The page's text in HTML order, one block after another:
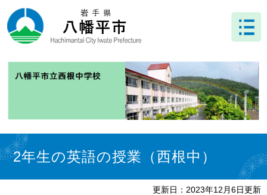
ー
ジ
ニ
ュ
文 2年生の英語の授業（西根中）
更新日：2023年12月6日更新